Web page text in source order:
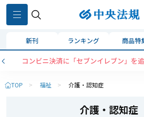
新刊 ランキング 商品特
コンビニ決済に「セブンイレブン」を
TOP > 福祉 > 介護・認知症
介護・認知症